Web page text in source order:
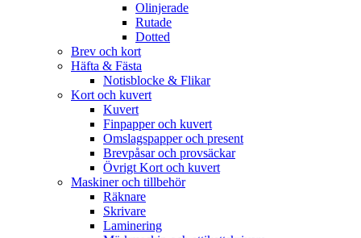
Olinjerade
Rutade
Dotted
Brev och kort
Häfta & Fästa
Notisblocke & Flikar
Kort och kuvert
Kuvert
Finpapper och kuvert
Omslagspapper och present
Brevpåsar och provsäckar
Övrigt Kort och kuvert
Maskiner och tillbehör
Räknare
Skrivare
Laminering